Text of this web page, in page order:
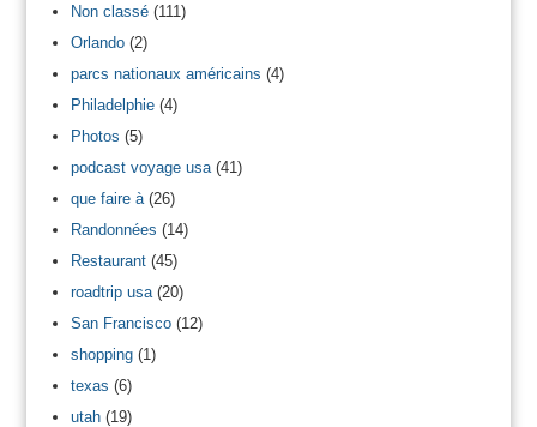
Non classé(111)
Orlando(2)
parcs nationaux américains (4)
Philadelphie(4)
Photos (5)
podcast voyage usa(41)
que faire à(26)
Randonnées (14)
Restaurant(45)
roadtrip usa(20)
San Francisco(12)
shopping(1)
texas (6)
utah(19)